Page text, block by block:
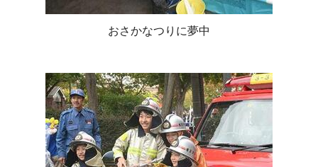
おさかなつりに夢中